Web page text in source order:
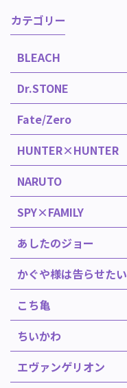
カテゴリー
BLEACH
Dr.STONE
Fate/Zero
HUNTER×HUNTER
NARUTO
SPY×FAMILY
あしたのジョー
かぐや様は告らせたい
こち亀
ちいかわ
エヴァンゲリオン